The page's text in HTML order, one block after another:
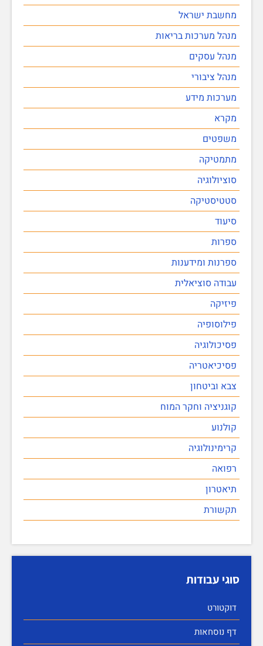
מחשבת ישראל
מנהל מערכות בריאות
מנהל עסקים
מנהל ציבורי
מערכות מידע
מקרא
משפטים
מתמטיקה
סוציולוגיה
סטטיסטיקה
סיעוד
ספרות
ספרנות ומידענות
עבודה סוציאלית
פיזיקה
פילוסופיה
פסיכולוגיה
פסיכיאטריה
צבא וביטחון
קוגניציה וחקר המוח
קולנוע
קרימינולוגיה
רפואה
תיאטרון
תקשורת
סוגי עבודות
דוקטורט
דף נוסחאות